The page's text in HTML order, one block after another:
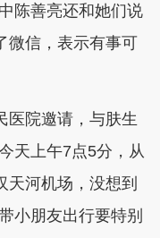
陈善亮还和她们说
微信，表示有事可
院邀请，与肤生
天上午7点5分，从
天河机场，没想到
小朋友出行要特别